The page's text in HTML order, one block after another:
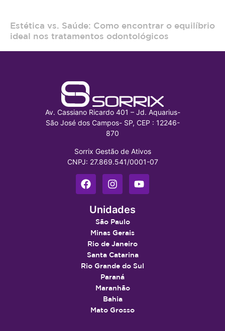
Estética vs. Saúde: Como encontrar o equilíbrio
ideal nos tratamentos odontológicos
Av. Cassiano Ricardo 401 – Jd. Aquarius-
São José dos Campos- SP, CEP : 12246-
870
Sorrix Gestão de Ativos
CNPJ: 27.869.541/0001-07
Unidades
São Paulo
Minas Gerais
Rio de Janeiro
Santa Catarina
Rio Grande do Sul
Paraná
Maranhão
Bahia
Mato Grosso